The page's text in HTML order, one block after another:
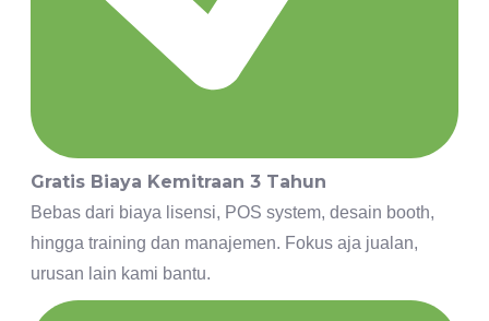
Gratis Biaya Kemitraan 3 Tahun
Bebas dari biaya lisensi, POS system, desain booth,
hingga training dan manajemen. Fokus aja jualan,
urusan lain kami bantu.